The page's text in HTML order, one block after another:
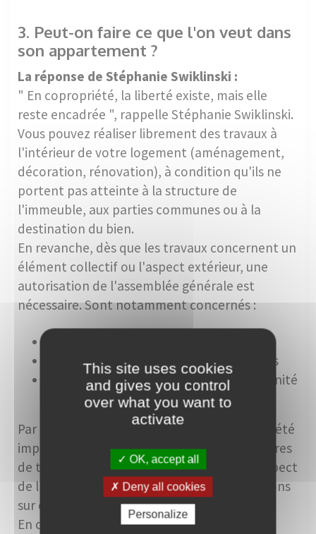
3. Peut-on faire ce que l'on veut dans
son appartement ?
La réponse de Stéphanie Swiklinski :
" En copropriété, la liberté existe, mais elle
reste encadrée ", rappelle Stéphanie Swiklinski.
Vous pouvez réaliser librement des travaux à
l'intérieur de votre logement (aménagement,
décoration, rénovation), à condition qu'ils ne
portent pas atteinte à la structure de
l'immeuble, aux parties communes ou à la
destination du bien.
En revanche, dès que les travaux concernent un
élément collectif ou l'aspect extérieur, une
autorisation de l'assemblée générale est
nécessaire. Sont notamment concernés :
le changement de fenêtres ou de volets
l'installation d'une climatisation avec unité
extérieure
Par ailleurs, certains règlements de copropriété
imposent des contraintes spécifiques : horaires
de travaux, choix des matériaux visibles, respect
de l'harmonie de façade ou encore restrictions
sur certaines activités.
En copropriété,
les travaux ne relèvent pas
This site uses cookies
and gives you control
over what you want to
activate
OK, accept all
Deny all cookies
Personalize